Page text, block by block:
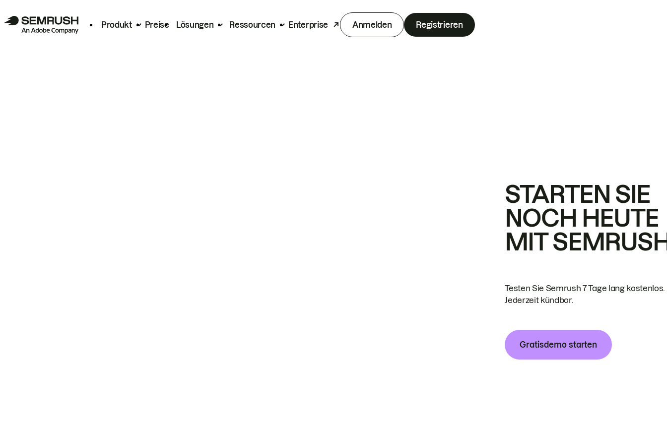
Produkt Preise Lösungen Ressourcen Enterprise Anmelden Registrieren
STARTEN SIE
NOCH HEUTE
MIT
Testen Sie Semrush 7 Tage lang kostenlos.
Jederzeit kündbar.
Gratisdemo starten